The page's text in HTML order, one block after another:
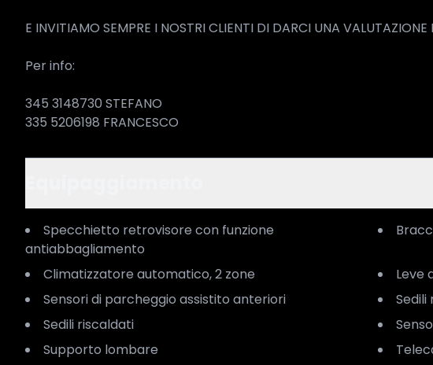
E INVITIAMO SEMPRE I NOSTRI CLIENTI DI DARCI UNA VALUTAZIONE
Per info:
345 3148730 STEFANO
335 5206198 FRANCESCO
Specchietto retrovisore con funzione
antiabbagliamento
Climatizzatore automatico, 2 zone
Leve
Sensori di parcheggio assistito anteriori
Sedili riscaldati
Supporto lombare